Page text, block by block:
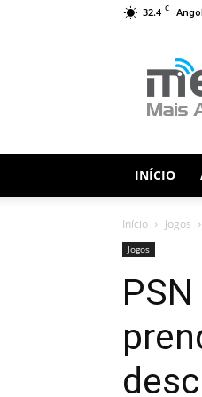
32.4 C
INÍCIO
Início Jogos
Jogos